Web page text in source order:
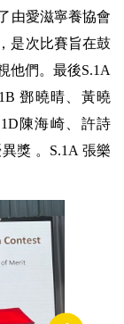
由愛滋寧養協會
是次比賽旨在鼓
他們。最後S.1A
鄧曉晴、黃曉
陳海崎、許詩
獎 。S.1A 張樂